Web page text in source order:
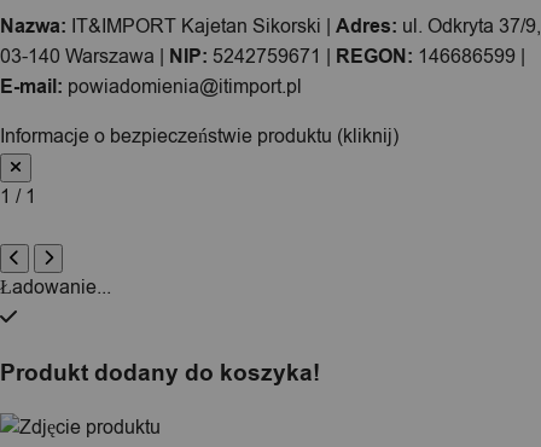
Nazwa: IT&IMPORT Kajetan Sikorski | Adres: ul. Odkryta 37/9,
03-140 Warszawa | NIP: 5242759671 | REGON: 146686599 |
E-mail: powiadomienia@itimport.pl
Informacje o bezpieczeństwie produktu (kliknij)
1 / 1
Ładowanie...
Produkt dodany do koszyka!